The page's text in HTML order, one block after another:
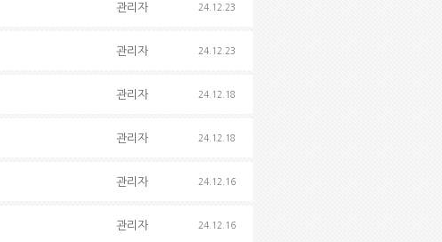
관리자 24.12.23
관리자 24.12.23
관리자 24.12.18
관리자 24.12.18
관리자 24.12.16
관리자 24.12.16